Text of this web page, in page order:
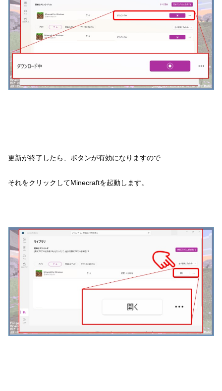
更新が終了したら、ボタンが有効になりますので
それをクリックしてMinecraftを起動します。